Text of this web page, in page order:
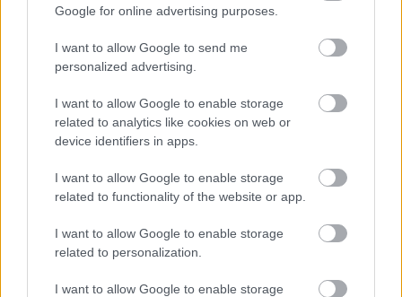
Google for online advertising purposes.
I want to allow Google to send me
personalized advertising.
I want to allow Google to enable storage
related to analytics like cookies on web or
device identifiers in apps.
I want to allow Google to enable storage
related to functionality of the website or app.
I want to allow Google to enable storage
related to personalization.
I want to allow Google to enable storage
Uniós források: íme a teendők, amelyek a
pénzek érkezéséhez még szükségesek
ELEMZÉSEK 2026. júl. 20.